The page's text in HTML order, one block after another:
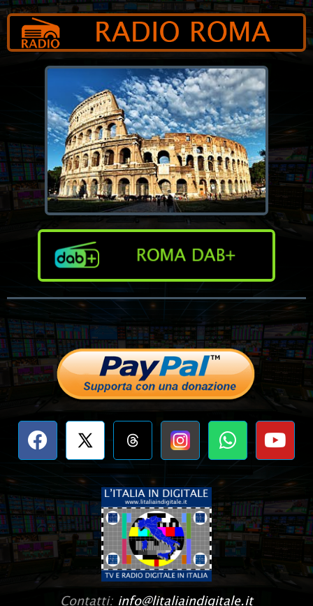
Contatti: info@litaliaindigitale.it